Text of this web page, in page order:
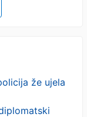
že ujela